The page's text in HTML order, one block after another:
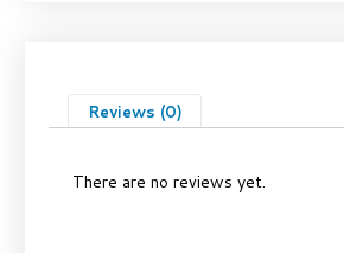
Reviews (0)
There are no reviews yet.